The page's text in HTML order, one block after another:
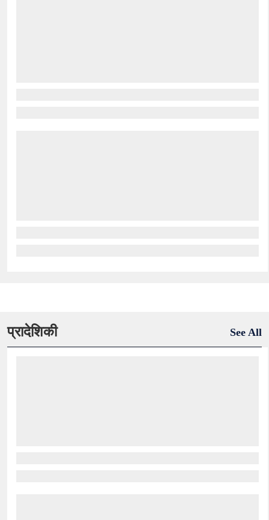
प्रादेशिकी See All